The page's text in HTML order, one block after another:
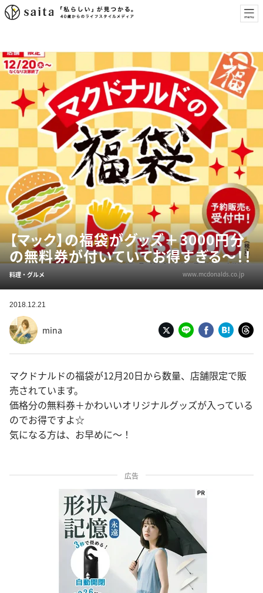
【マック】の福袋がグッズ＋3000円分
の無料券が付いていてお得すぎる～！！
料理・グルメ www.mcdonalds.co.jp
2018.12.21
mina
マクドナルドの福袋が12月20日から数量、店舗限定で販
売されています。
価格分の無料券＋かわいいオリジナルグッズが入っている
のでお得ですよ☆
気になる方は、お早めに～！
広告